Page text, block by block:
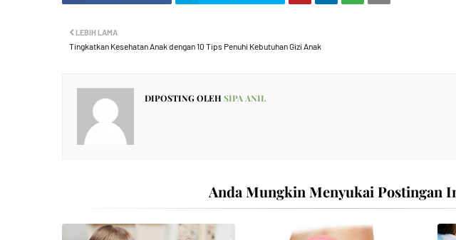
LEBIH LAMA
Tingkatkan Kesehatan Anak dengan 10 Tips Penuhi Kebutuhan Gizi Anak
DIPOSTING OLEH SIPA ANIL
Anda Mungkin Menyukai Postingan